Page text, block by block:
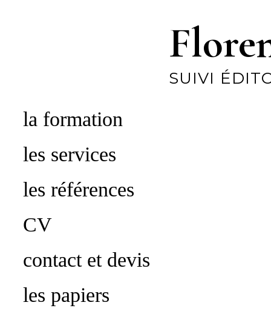
SUIVI
la formation
les services
les références
CV
contact et devis
les papiers